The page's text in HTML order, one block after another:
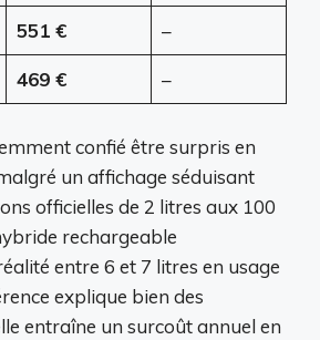
551 € –
469 € –
confié être surpris en
un affichage séduisant
officielles de 2 litres aux 100
rechargeable
entre 6 et 7 litres en usage
explique bien des
entraîne un surcoût annuel en